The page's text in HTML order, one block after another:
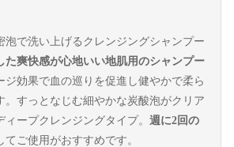
泡で洗い上げるクレンジングシャンプー
た爽快感が心地いい地肌用のシャンプー
ジ効果で血の巡りを促進し健やかで柔ら
。すっとなじむ細やかな炭酸泡がクリア
ープクレンジングタイプ。 週に2回の
てご使用がおすすめです。